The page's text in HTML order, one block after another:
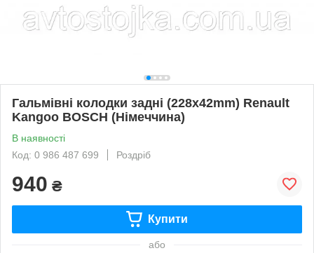
Гальмівні колодки задні (228x42mm) Renault
Kangoo BOSCH (Німеччина)
В наявності
Код: 0 986 487 699
Роздріб
940 ₴
Купити
або